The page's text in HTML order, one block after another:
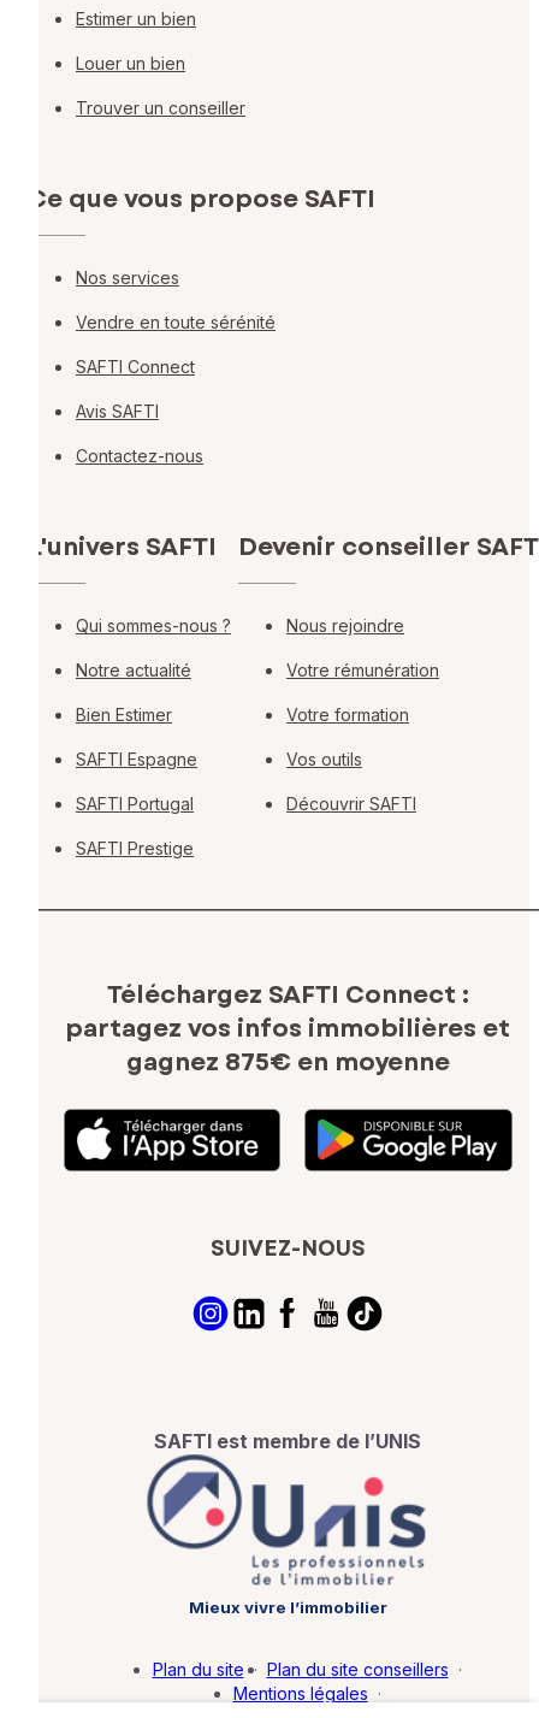
Estimer un bien
Louer un bien
Trouver un conseiller
Ce que vous propose SAFTI
Nos services
Vendre en toute sérénité
SAFTI Connect
Avis SAFTI
Contactez-nous
L'univers SAFTI
Qui sommes-nous ?
Notre actualité
Bien Estimer
SAFTI Espagne
SAFTI Portugal
SAFTI Prestige
Devenir conseiller
Nous rejoindre
Votre rémunération
Votre formation
Vos outils
Découvrir SAFTI
Téléchargez SAFTI Connect :
partagez vos infos immobilières et
gagnez 875€ en moyenne
SUIVEZ-NOUS
SAFTI est membre de l’UNIS
Mieux vivre l’immobilier
Plan du site · Plan du site conseillers ·
Mentions légales ·